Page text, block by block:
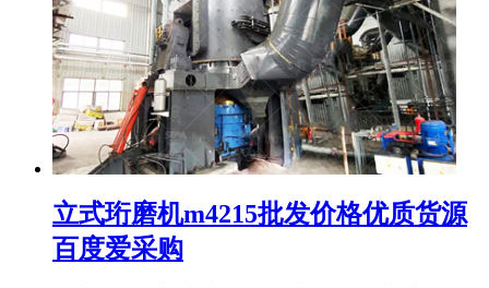
立式珩磨机m4215批发价格优质货源
百度爱采购